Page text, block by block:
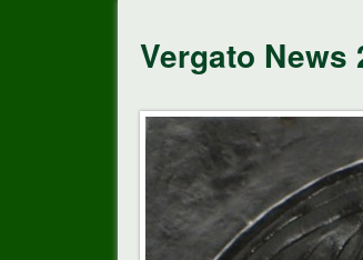
Vergato News